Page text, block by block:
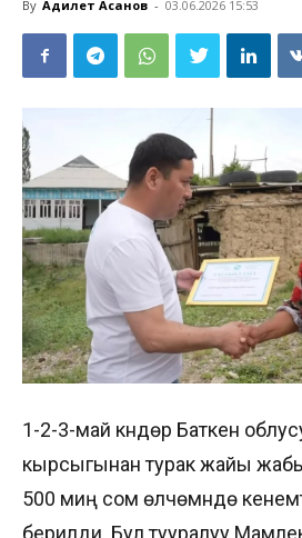
By Адилет Асанов - 03.06.2026 15:53
1-2-3-май күндөрү Баткен
кырсыгынан турак жайы
500 миң сом өлчөмүндө
берилди. Бул тууралуу